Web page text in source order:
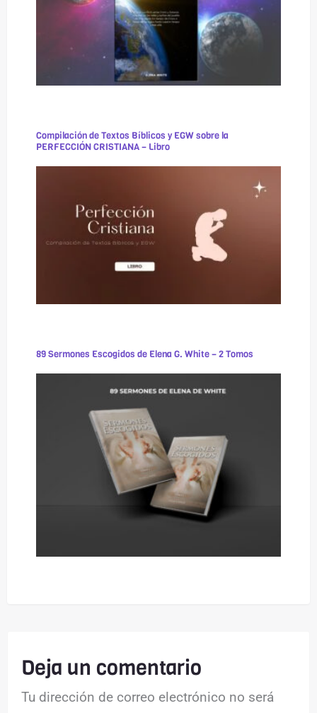
Compilación de Textos Bíblicos y EGW sobre la
PERFECCIÓN CRISTIANA – Libro
89 Sermones Escogidos de Elena G. White – 2 Tomos
Deja un comentario
Tu dirección de correo electrónico no será